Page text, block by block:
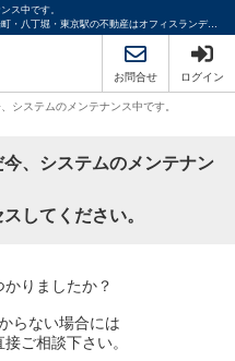
ス中です。
丁堀・東京駅の不動産はオフィスランディック
お問合せ ログイン
システムのメンテナンス中です。
、システムのメンテナン
してください。
りましたか？
らない場合には
ご相談下さい。